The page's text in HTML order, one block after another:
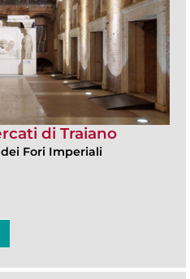
di Traiano
Fori Imperiali